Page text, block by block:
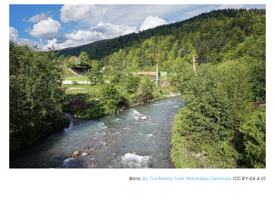
Фото: By Tiia Monto, from Wikimedia Commons (CC BY-SA 4.0)